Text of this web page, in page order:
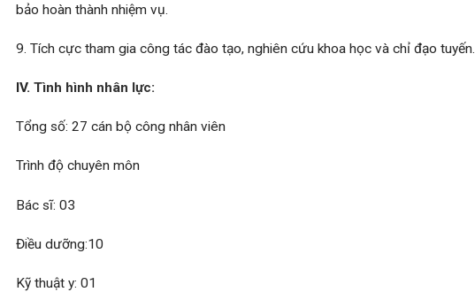
bảo hoàn thành nhiệm vụ.
9. Tích cực tham gia công tác đào tạo, nghiên cứu khoa học và chỉ đạo tuyến.
IV. Tình hình nhân lực:
Tổng số: 27 cán bộ công nhân viên
Trình độ chuyên môn
Bác sĩ: 03
Điều dưỡng:10
Kỹ thuật y: 01